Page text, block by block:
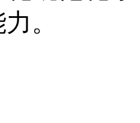
。